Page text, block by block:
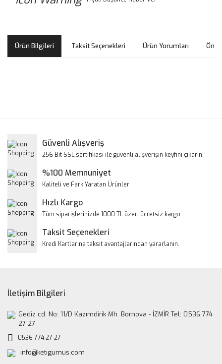
Ürün Bilgileri Taksit Seçenekleri Ürün Yorumları
Yorum Yaz
Ürün resmi kalitesiz, bozuk veya görüntülenemiyor.
Ürün bilgilerinde hatalar bulunuyor.
Bu ürüne benzer farklı alternatifler olmalı.
Güvenli Alışveriş
256 Bit SSL sertifikası ile güvenli alışverişin keyfini çıkarın.
%100 Memnuniyet
Kaliteli ve Fark Yaratan Ürünler
Hızlı Kargo
Tüm siparişlerinizde 1000 TL üzeri ücretsiz kargo
Taksit Seçenekleri
Kredi Kartlarına taksit avantajlarından yararlanın.
İletişim Bilgileri
Gediz cd. No: 11/D Kazımdirik Mh. Bornova - İZMİR Tel: 0536 774
27 27
0536 774 27 27
info@ketigumus.com